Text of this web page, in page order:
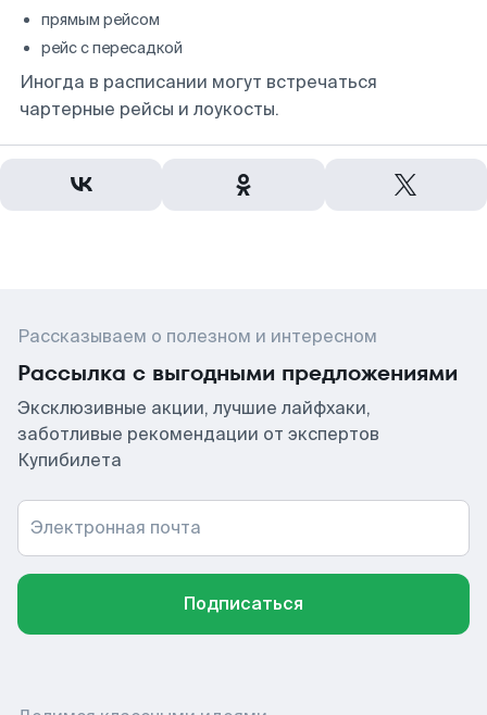
прямым рейсом
рейс с пересадкой
Иногда в расписании могут встречаться
чартерные рейсы и лоукосты.
Рассказываем о полезном и интересном
Рассылка с выгодными предложениями
Эксклюзивные акции, лучшие лайфхаки,
заботливые рекомендации от экспертов
Купибилета
Электронная почта
Подписаться